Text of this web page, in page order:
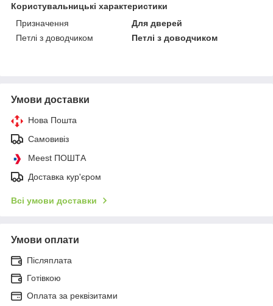
Користувальницькі характеристики
Призначення
Для дверей
Петлі з доводчиком
Петлі з доводчиком
Умови доставки
Нова Пошта
Самовивіз
Meest ПОШТА
Доставка кур'єром
Всі умови доставки
Умови оплати
Післяплата
Готівкою
Оплата за реквізитами